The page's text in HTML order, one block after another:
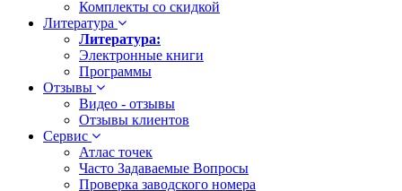
Комплекты со скидкой
Литература
Литература:
Электронные книги
Программы
Отзывы
Видео - отзывы
Отзывы клиентов
Сервис
Атлас точек
Часто Задаваемые Вопросы
Проверка заводского номера